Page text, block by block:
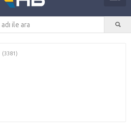
(3381)